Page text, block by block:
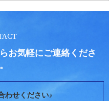
お気軽にご連絡くださ
わせください♪